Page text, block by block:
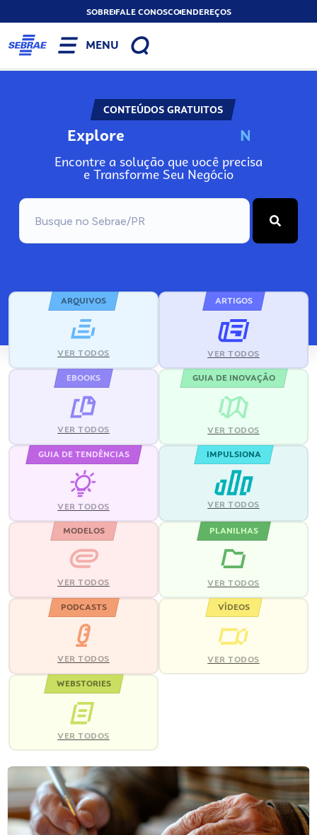
SOBREFALE CONOSCOENDEREÇOS
MENU
CONTEÚDOS GRATUITOS
Explore N
Encontre a solução que você precisa
e Transforme Seu Negócio
ARQUIVOS
VER TODOS
ARTIGOS
VER TODOS
EBOOKS
VER TODOS
GUIA DE INOVAÇÃO
VER TODOS
GUIA DE TENDÊNCIAS
VER TODOS
IMPULSIONA
VER TODOS
MODELOS
VER TODOS
PLANILHAS
VER TODOS
PODCASTS
VER TODOS
VÍDEOS
VER TODOS
WEBSTORIES
VER TODOS